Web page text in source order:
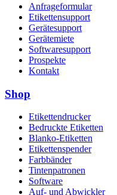
Anfrageformular
Etikettensupport
Gerätesupport
Gerätemiete
Softwaresupport
Prospekte
Kontakt
Shop
Etikettendrucker
Bedruckte Etiketten
Blanko-Etiketten
Etikettenspender
Farbbänder
Tintenpatronen
Software
Auf- und Abwickler